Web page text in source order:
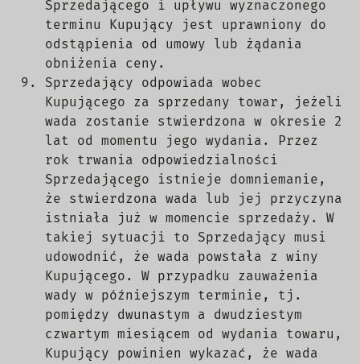
Sprzedającego i upływu wyznaczonego
terminu Kupujący jest uprawniony do
odstąpienia od umowy lub żądania
obniżenia ceny.
Sprzedający odpowiada wobec
Kupującego za sprzedany towar, jeżeli
wada zostanie stwierdzona w okresie 2
lat od momentu jego wydania. Przez
rok trwania odpowiedzialności
Sprzedającego istnieje domniemanie,
że stwierdzona wada lub jej przyczyna
istniała już w momencie sprzedaży. W
takiej sytuacji to Sprzedający musi
udowodnić, że wada powstała z winy
Kupującego. W przypadku zauważenia
wady w późniejszym terminie, tj.
pomiędzy dwunastym a dwudziestym
czwartym miesiącem od wydania towaru,
Kupujący powinien wykazać, że wada